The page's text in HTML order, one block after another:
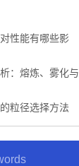
性能有哪些影
：熔炼、雾化与
粒径选择方法